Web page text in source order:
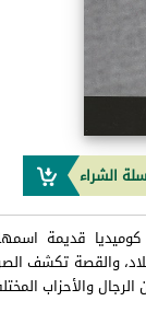
الشراء
قديمة
قبل الميلاد، والقصة
والأحزاب